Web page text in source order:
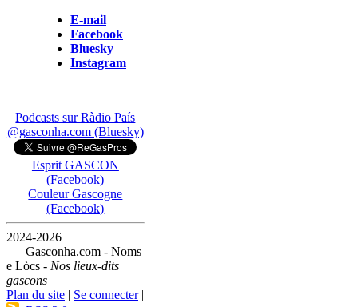
E-mail
Facebook
Bluesky
Instagram
Podcasts sur Ràdio País
@gasconha.com (Bluesky)
Esprit GASCON
(Facebook)
Couleur Gascogne
(Facebook)
2024-2026
— Gasconha.com - Noms
e Lòcs - Nos lieux-dits
gascons
Plan du site | Se connecter|